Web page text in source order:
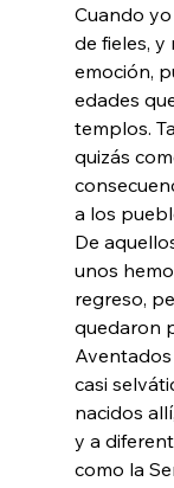
Cuando
de fieles, y
emoción,
edades
templos.
quizás
a los
De
unos
regreso,
quedaron
Aventados
casi
nacidos
y a
como la